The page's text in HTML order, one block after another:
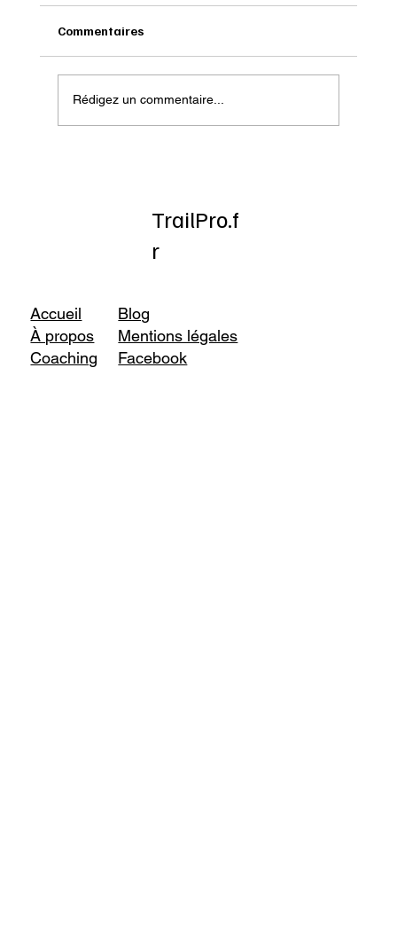
Onatera : Pour affronter l’hiver
Commentaires
Rédigez un commentaire...
TrailPro.f
r
Accueil
À propos
Coaching
Blog
Mentions légales
Facebook